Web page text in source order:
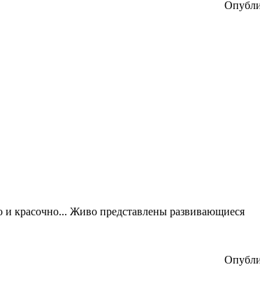
и красочно... Живо представлены развивающиеся